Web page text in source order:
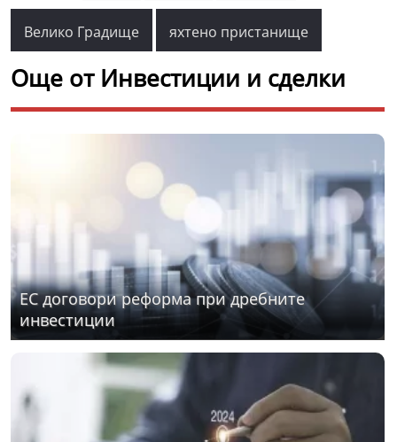
Велико Градище яхтено пристанище
Още от Инвестиции и сделки
ЕС договори реформа при дребните
инвестиции